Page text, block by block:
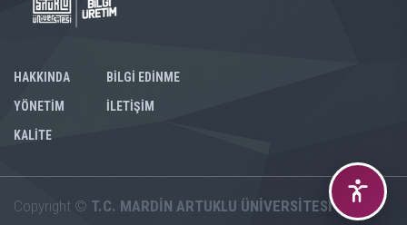
HAKKINDA
YÖNETİM
KALİTE
BİLGİ EDİNME
İLETİŞİM
Copyright © T.C. MARDİN ARTUKLU ÜNİVERSİTESİ